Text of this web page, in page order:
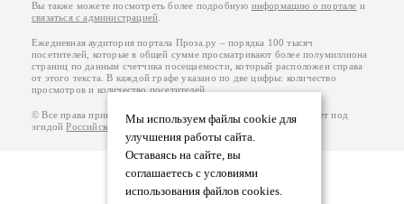
Мы используем файлы cookie для
улучшения работы сайта.
Оставаясь на сайте, вы
соглашаетесь с условиями
использования файлов cookies.
Вы также можете посмотреть более подробную информацию о портале и
связаться с администрацией
Ежедневная аудитория портала Проза.ру – порядка 100 тысяч
посетителей, которые в общей сумме просматривают более полумиллиона
страниц по данным счетчика посещаемости, который расположен справа
от этого текста. В каждой графе указано по две цифры: количество
просмотров и количество посетителей.
© Все права принадлежат авторам, 2000-2026. Портал работает под
эгидойРоссийского союза писателей 18+